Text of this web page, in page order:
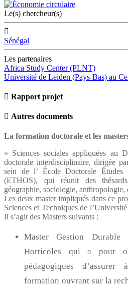
Le(s) chercheur(s)
Sénégal
Les partenaires
Africa Study Center (PLNT)
Université de Leiden (Pays-Bas) au
Rapport projet
Autres documents
La formation doctorale et les
« Sciences sociales appliquées au
doctorale interdisciplinaire, dirigée
sein de l’ École Doctorale
(ETHOS), qui réunit des
géographie, sociologie, anthropologie,
Les deux master impliqués dans ce
Sciences et Techniques de
Il s’agit des Masters suivants :
Master Gestion Durable
Horticoles qui a pour
pédagogiques
formation ouvrant sur la